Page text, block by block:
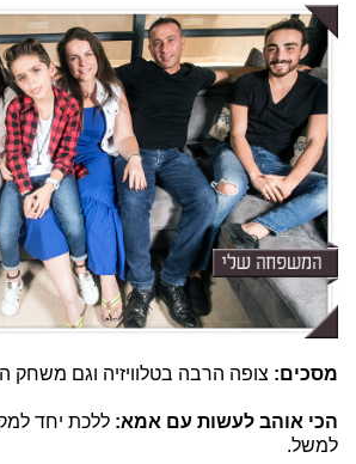
מסכים: צופה הרבה בטלוויזיה וגם
הכי אוהב לעשות עם אמא: ללכת יחד
למשל.